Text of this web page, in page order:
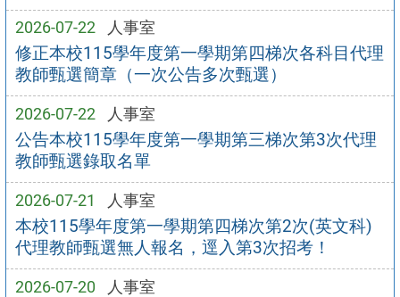
2026-07-22 人事室
修正本校115學年度第一學期第四梯次各科目代理
教師甄選簡章（一次公告多次甄選）
2026-07-22 人事室
公告本校115學年度第一學期第三梯次第3次代理
教師甄選錄取名單
2026-07-21 人事室
本校115學年度第一學期第四梯次第2次(英文科)
代理教師甄選無人報名，逕入第3次招考！
2026-07-20 人事室